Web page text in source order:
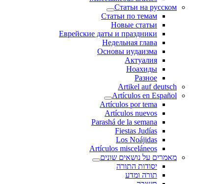
Статьи на русском
Статьи по темам
Новые статьи
Еврейские даты и праздники
Недельная глава
Основы иудаизма
Актуалия
Ноахиды
Разное
Artikel auf deutsch
Artículos en Español
Artículos por tema
Artículos nuevos
Parashá de la semana
Fiestas Judías
Los Noájidas
Artículos misceláneos
מאמרים על נושאים שונים
יסודות התורה
תורה ומדע